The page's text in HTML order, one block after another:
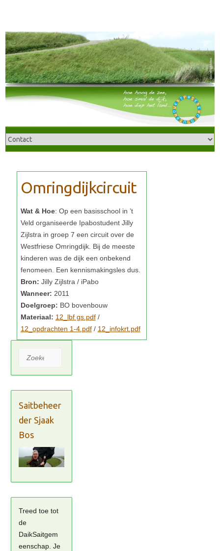
Wat & Hoe: Op een basisschool in ’t
Veld organiseerde Ipabostudent Jilly
Zijlstra in groep 7 een circuit over de
Westfriese Omringdijk. Bij de meeste
kinderen was de dijk een onbekend
fenomeen. Een kennismakingsles dus.
Bron: Jilly Zijlstra / iPabo
Wanneer: 2011
Doelgroep: BO bovenbouw
Materiaal: 12_lbf gs.pdf/
12_opdrachten 1-4.pdf/ 12_infokrt.pdf
Zoeken
Saitbeheer
der Sjaak
Bos
Treed toe tot
de
DaikSaitgem
eenschap. Je